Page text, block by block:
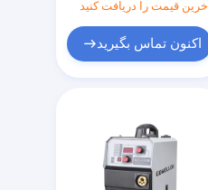
آخرین قیمت را دریافت کنید
اکنون تماس بگیرید